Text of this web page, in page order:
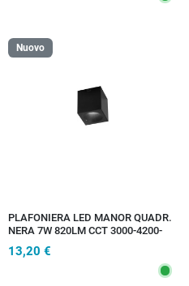
Nuovo
PLAFONIERA LED MANOR QUADR.
NERA 7W 820LM CCT 3000-4200-
13,20 €